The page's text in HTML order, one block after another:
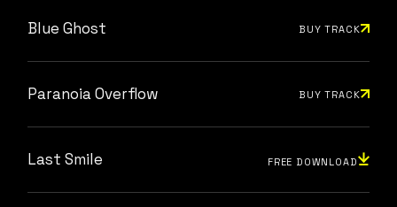
Blue Ghost BUY TRACK
Paranoia Overflow BUY TRACK
Last Smile FREE DOWNLOAD